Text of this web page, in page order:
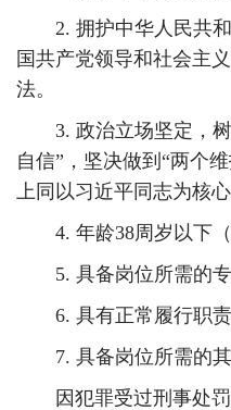
2. 拥护中华人民共和
国共产党领导和社会主
法。
3. 政治立场坚定，树
自信”，坚决做到“两个
上同以习近平同志为核
4. 年龄38周岁以下（
5. 具备岗位所需的专
6. 具有正常履行职责
7. 具备岗位所需的其
因犯罪受过刑事处罚